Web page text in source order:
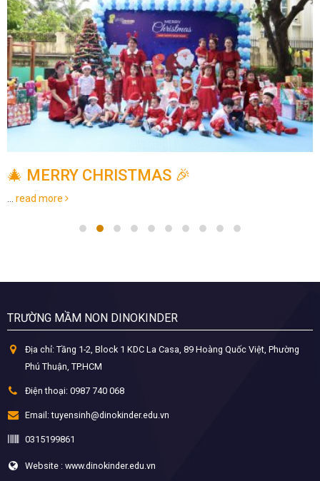
🎄 MERRY CHRISTMAS 🎉
... read more
TRƯỜNG MẦM NON DINOKINDER
Địa chỉ: Tầng 1-2, Block 1 KDC La Casa, 89 Hoàng Quốc Việt, Phường
Phú Thuận, TP.HCM
Điện thoại: 0987 740 068
Email: tuyensinh@dinokinder.edu.vn
0315199861
Website : www.dinokinder.edu.vn